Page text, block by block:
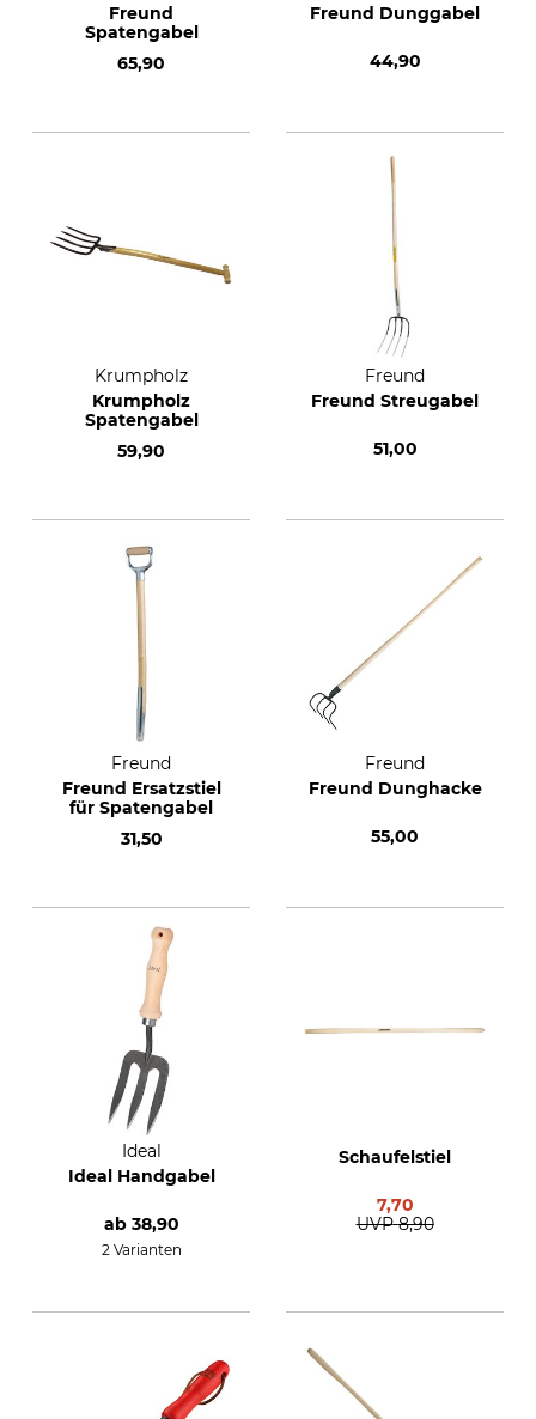
Freund
Spatengabel
65,90
Freund Dunggabel
44,90
Krumpholz
Krumpholz
Spatengabel
59,90
Freund
Freund Streugabel
51,00
Freund
Freund Ersatzstiel
für Spatengabel
31,50
Freund
Freund Dunghacke
55,00
Ideal
Ideal Handgabel
ab 38,90
2 Varianten
Schaufelstiel
7,70
UVP 8,90